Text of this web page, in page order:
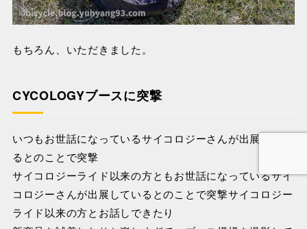
もちろん、いただきました。
CYCOLOGYブースに突撃
いつもお世話になっているサイコロジーさんが出展してい
るとのことで突撃
サイコロジーライド以来の方ともお世話になっているサイ
コロジーさんが出展しているとのことで突撃サイコロジー
ライド以来の方とお話しできたり